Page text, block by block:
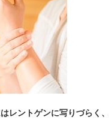
レントゲンに写りづらく